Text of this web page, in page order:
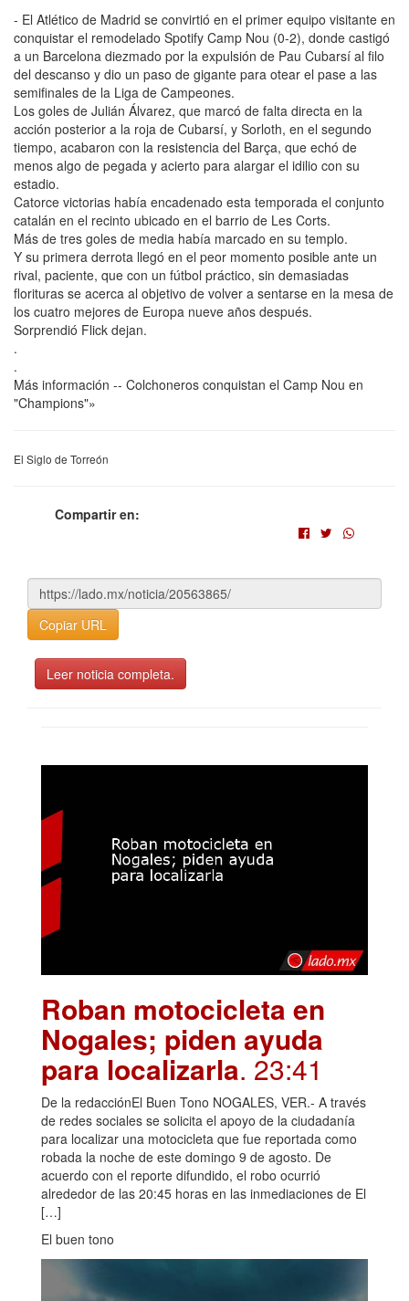
- El Atlético de Madrid se convirtió en el primer equipo visitante en
conquistar el remodelado Spotify Camp Nou (0-2), donde castigó
a un Barcelona diezmado por la expulsión de Pau Cubarsí al filo
del descanso y dio un paso de gigante para otear el pase a las
semifinales de la Liga de Campeones.
Los goles de Julián Álvarez, que marcó de falta directa en la
acción posterior a la roja de Cubarsí, y Sorloth, en el segundo
tiempo, acabaron con la resistencia del Barça, que echó de
menos algo de pegada y acierto para alargar el idilio con su
estadio.
Catorce victorias había encadenado esta temporada el conjunto
catalán en el recinto ubicado en el barrio de Les Corts.
Más de tres goles de media había marcado en su templo.
Y su primera derrota llegó en el peor momento posible ante un
rival, paciente, que con un fútbol práctico, sin demasiadas
florituras se acerca al objetivo de volver a sentarse en la mesa de
los cuatro mejores de Europa nueve años después.
Sorprendió Flick dejan.
.
.
Más información -- Colchoneros conquistan el Camp Nou en
"Champions"»
El Siglo de Torreón
Compartir en:
Copiar URL
Leer noticia completa.
Roban motocicleta en
Nogales; piden ayuda
para localizarla. 23:41
De la redacciónEl Buen Tono NOGALES, VER.- A través
de redes sociales se solicita el apoyo de la ciudadanía
para localizar una motocicleta que fue reportada como
robada la noche de este domingo 9 de agosto. De
acuerdo con el reporte difundido, el robo ocurrió
alrededor de las 20:45 horas en las inmediaciones de El
[…]
El buen tono